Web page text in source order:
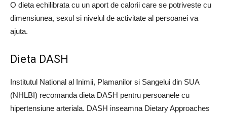
O dieta echilibrata cu un aport de calorii care se potriveste cu
dimensiunea, sexul si nivelul de activitate al persoanei va
ajuta.
Dieta DASH
Institutul National al Inimii, Plamanilor si Sangelui din SUA
(NHLBI) recomanda dieta DASH pentru persoanele cu
hipertensiune arteriala. DASH inseamna Dietary Approaches